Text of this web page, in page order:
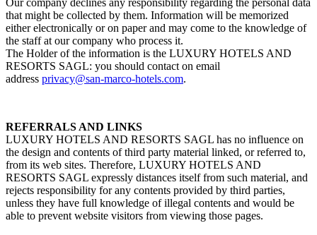
Our company declines any responsibility regarding the personal data
that might be collected by them. Information will be memorized
either electronically or on paper and may come to the knowledge of
the staff at our company who process it.
The Holder of the information is the LUXURY HOTELS AND
RESORTS SAGL: you should contact on email
address privacy@san-marco-hotels.com.
REFERRALS AND LINKS
LUXURY HOTELS AND RESORTS SAGL has no influence on
the design and contents of third party material linked, or referred to,
from its web sites. Therefore, LUXURY HOTELS AND
RESORTS SAGL expressly distances itself from such material, and
rejects responsibility for any contents provided by third parties,
unless they have full knowledge of illegal contents and would be
able to prevent website visitors from viewing those pages.